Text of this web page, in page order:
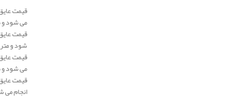
می شود و
شود و متراژ
می شود و
انجام می شود